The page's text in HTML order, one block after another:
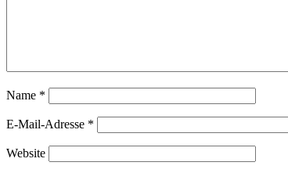
Name *
E-Mail-Adresse *
Website